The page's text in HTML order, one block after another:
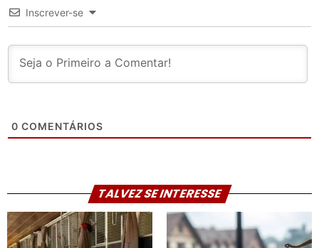
Inscrever-se
0 COMENTÁRIOS
TALVEZ SE INTERESSE